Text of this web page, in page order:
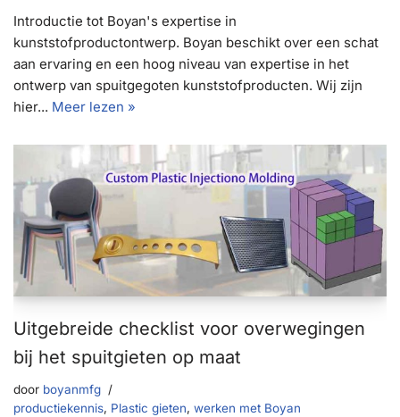
Introductie tot Boyan's expertise in
kunststofproductontwerp. Boyan beschikt over een schat
aan ervaring en een hoog niveau van expertise in het
ontwerp van spuitgegoten kunststofproducten. Wij zijn
hier... Meer lezen »
Uitgebreide checklist voor overwegingen
bij het spuitgieten op maat
door boyanmfg
productiekennis, Plastic gieten, werken met Boyan